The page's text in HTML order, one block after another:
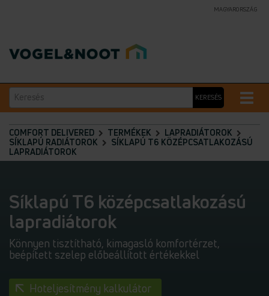
MAGYARORSZÁG
Keresés KERESÉS
Toggle
COMFORT DELIVERED TERMÉKEK
LAPRADIÁTOROK
SÍKLAPÚ RADIÁTOROK
SÍKLAPÚ T6 KÖZÉPCSATLAKOZÁSÚ
LAPRADIÁTOROK
Síklapú T6 középcsatlakozású
lapradiátorok
Könnyen tisztítható, kimagasló komfortérzet,
beépített szelep előbeállított értékekkel
Hoteljesítmény kalkulátor